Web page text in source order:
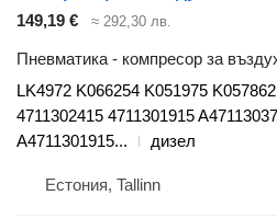
149,19 € ≈ 292,30 лв.
Пневматика - компресор за
LK4972 K066254 K051975
4711302415 4711301915
A4711301915...
дизел
Естония, Tallinn